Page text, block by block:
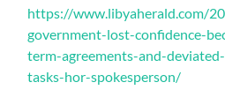
https://www.libyaherald.com/
government-lost-confidence-
term-agreements-and-
tasks-hor-spokesperson/